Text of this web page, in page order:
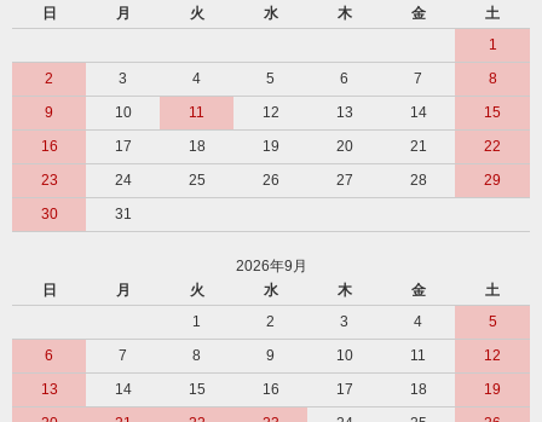
日
月 火 水 木 金
土
1
2
3 4 5 6 7
8
9
10 11 12 13 14
15
16
17 18 19 20 21
22
23
24 25 26 27 28
29
30
31
2026年9月
日
月 火 水 木 金
土
1
2 3 4
5
6
7 8 9 10 11
12
13
14 15 16 17 18
19